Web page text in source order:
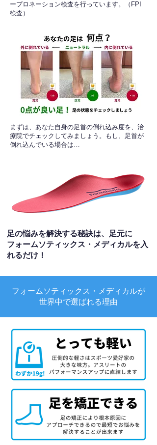
ープロネーション検査を行っています。（FPI
検査）​
​まずは、あなた自身の足首の倒れ込み度を、治
療院でチェックしてみましょう。もし、足首が
倒れ込んでいる場合は…
足の悩みを解決する秘訣は、足元に
フォームソティックス・メディカルを入
れるだけ！
フォームソティックス・メディカルが
世界中で選ばれる理由